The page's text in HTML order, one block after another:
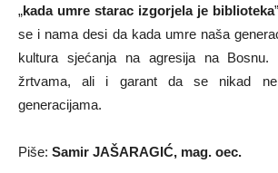
„kada umre starac izgorjela je biblioteka
se i nama desi da kada umre naša
kultura sjećanja na agresija na
žrtvama, ali i garant da se nikad ne
generacijama.
Piše: Samir JAŠARAGIĆ, mag. oec.